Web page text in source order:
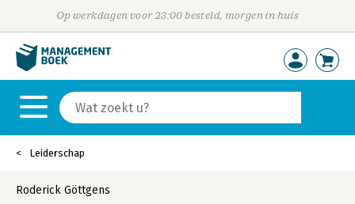
Op werkdagen voor 23:00 besteld, morgen in huis
Leiderschap
Roderick Göttgens